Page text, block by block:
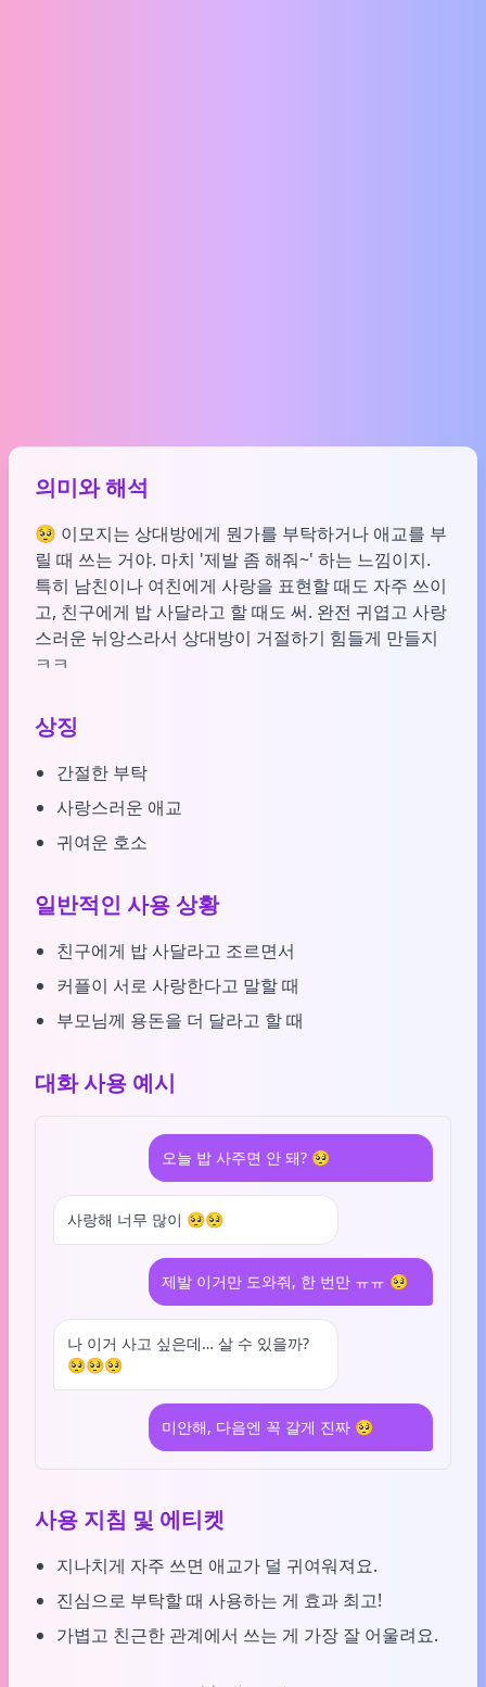
의미와 해석
🥺 이모지는 상대방에게 뭔가를 부탁하거나 애교를 부
릴 때 쓰는 거야. 마치 '제발 좀 해줘~' 하는 느낌이지.
특히 남친이나 여친에게 사랑을 표현할 때도 자주 쓰이
고, 친구에게 밥 사달라고 할 때도 써. 완전 귀엽고 사랑
스러운 뉘앙스라서 상대방이 거절하기 힘들게 만들지
ㅋㅋ
상징
간절한 부탁
사랑스러운 애교
귀여운 호소
일반적인 사용 상황
친구에게 밥 사달라고 조르면서
커플이 서로 사랑한다고 말할 때
부모님께 용돈을 더 달라고 할 때
대화 사용 예시
오늘 밥 사주면 안 돼? 🥺
사랑해 너무 많이 🥺🥺
제발 이거만 도와줘, 한 번만 ㅠㅠ 🥺
나 이거 사고 싶은데… 살 수 있을까?
🥺🥺🥺
미안해, 다음엔 꼭 갈게 진짜 🥺
사용 지침 및 에티켓
지나치게 자주 쓰면 애교가 덜 귀여워져요.
진심으로 부탁할 때 사용하는 게 효과 최고!
가볍고 친근한 관계에서 쓰는 게 가장 잘 어울려요.